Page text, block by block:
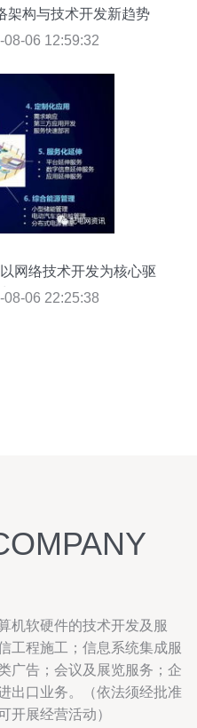
架构与技术开发新趋势
06 12:59:32
网络技术开发为核心驱
06 22:25:38
机软硬件的技术开发及服
工程施工；信息系统集成服
广告；会议及展览服务；企
出口业务。（依法须经批准
开展经营活动）